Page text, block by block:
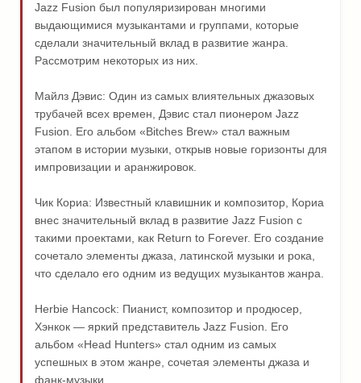
Jazz Fusion был популяризирован многими
выдающимися музыкантами и группами, которые
сделали значительный вклад в развитие жанра.
Рассмотрим некоторых из них.
Майлз Дэвис: Один из самых влиятельных джазовых
трубачей всех времен, Дэвис стал пионером Jazz
Fusion. Его альбом «Bitches Brew» стал важным
этапом в истории музыки, открыв новые горизонты для
импровизации и аранжировок.
Чик Кориа: Известный клавишник и композитор, Кориа
внес значительный вклад в развитие Jazz Fusion с
такими проектами, как Return to Forever. Его создание
сочетало элементы джаза, латинской музыки и рокa,
что сделало его одним из ведущих музыкантов жанра.
Herbie Hancock: Пианист, композитор и продюсер,
Хэнкок — яркий представитель Jazz Fusion. Его
альбом «Head Hunters» стал одним из самых
успешных в этом жанре, сочетая элементы джаза и
фанк-музыки.